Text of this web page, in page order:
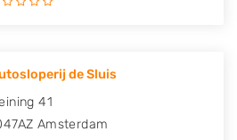
de Sluis
41
Amsterdam